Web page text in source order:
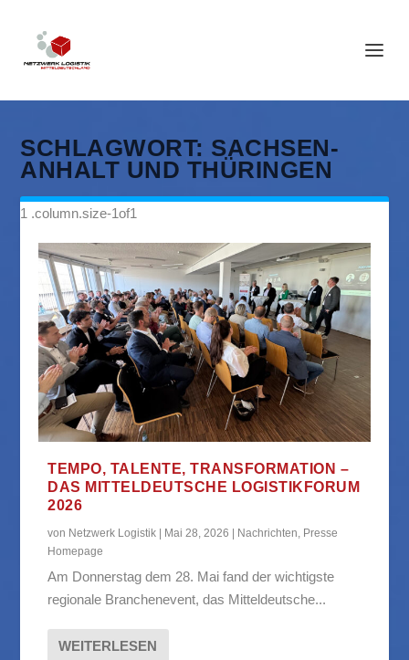
SCHLAGWORT: SACHSEN-
ANHALT UND THÜRINGEN
TEMPO, TALENTE, TRANSFORMATION –
DAS MITTELDEUTSCHE LOGISTIKFORUM
2026
von Netzwerk Logistik | Mai 28, 2026 | Nachrichten Presse
Homepage
Am Donnerstag dem 28. Mai fand der wichtigste
regionale Branchenevent, das Mitteldeutsche...
WEITERLESEN